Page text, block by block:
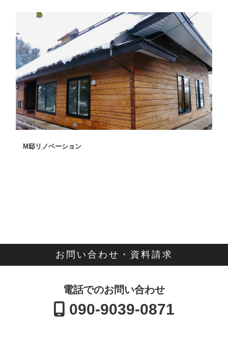
M邸リノベーション
お問い合わせ・資料請求
電話でのお問い合わせ
090-9039-0871